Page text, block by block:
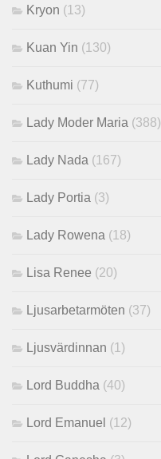
Kryon (13)
Kuan Yin (130)
Kuthumi (77)
Lady Moder Maria (388)
Lady Nada (167)
Lady Portia (3)
Lady Rowena (18)
Lisa Renee (20)
Ljusarbetarmöten (37)
Ljusvärdinnan (1)
Lord Buddha (40)
Lord Emanuel (12)